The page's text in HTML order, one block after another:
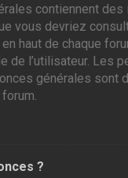
contiennent des
vous devriez
haut de chaque
de l’utilisateur. Les
générales sont
?